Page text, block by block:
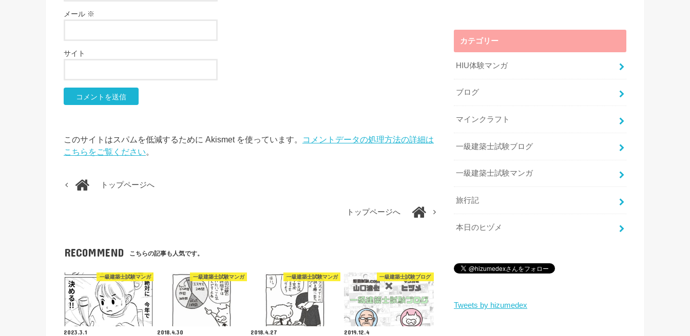
メール ※
サイト
このサイトはスパムを低減するために Akismet を使っています。
コメントデータの処理方法の詳細は
こちらをご覧ください。
トップページへ
トップページへ
RECOMMEND こちらの記事も人気です。
一級建築士試験マンガ
2023.3.1
一級建築士試験マンガ
2018.4.30
一級建築士試験マンガ
2018.4.27
一級建築士試験ブログ
2019.12.4
カテゴリー
HIU体験マンガ
ブログ
マインクラフト
一級建築士試験ブログ
一級建築士試験マンガ
旅行記
本日のヒヅメ
Tweets by hizumedex